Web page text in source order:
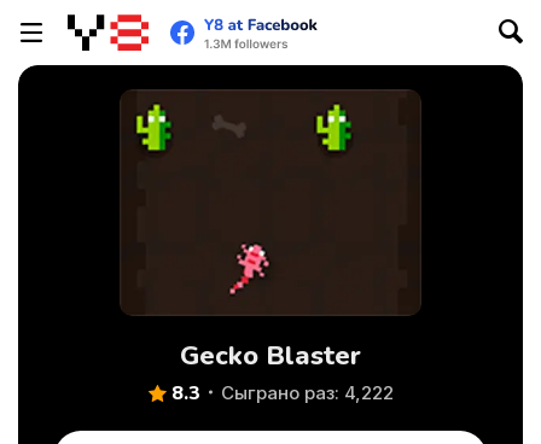
Gecko Blaster
8.3 Сыграно раз: 4,222